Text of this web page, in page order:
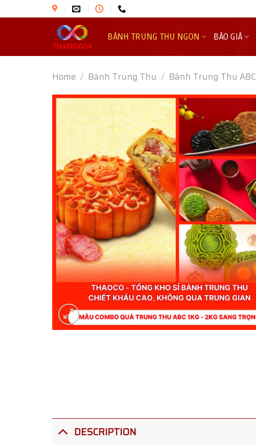
to
BÁNH TRUNG THU NGON BÁO GIÁ
Home / Bánh Trung Thu / Bánh Trung Thu ABC
DESCRIPTION